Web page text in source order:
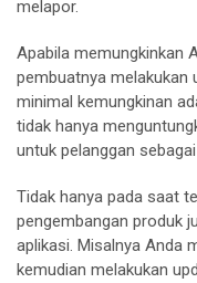
melapor.
Apabila memungkinkan
pembuatnya melakukan
minimal kemungkinan
tidak hanya
untuk pelanggan
Tidak hanya pada saat
pengembangan produk
aplikasi. Misalnya Anda
kemudian melakukan